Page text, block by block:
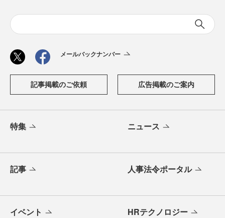
メールバックナンバー
記事掲載のご依頼 広告掲載のご案内
特集 ニュース
記事 人事法令ポータル
イベント HRテクノロジー